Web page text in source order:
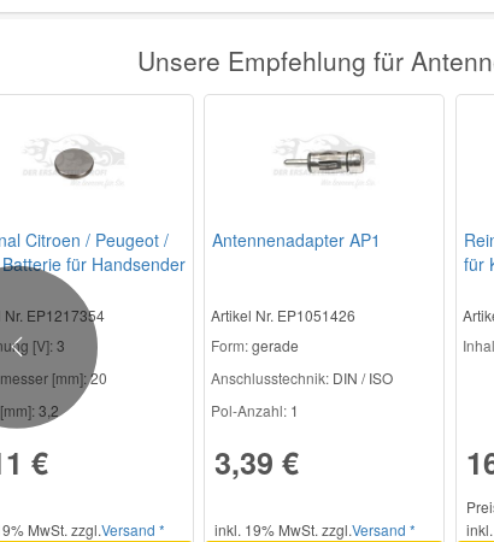
Unsere Empfehlung für
Citroen / Peugeot /
für Handsender
Nr. EP1217354
[V]: 3
[mm]:20
3,2
€
MwSt. zzgl.Versand *
Antennenadapter AP1
Artikel Nr. EP1051426
Form:gerade
Anschlusstechnik: DIN / ISO
Pol-Anzahl: 1
3,39 €
inkl. 19% MwSt. zzgl.Versand *
für
Previous